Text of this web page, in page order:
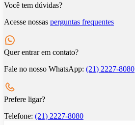
Você tem dúvidas?
Acesse nossas perguntas frequentes
Quer entrar em contato?
Fale no nosso WhatsApp: (21) 2227-8080
Prefere ligar?
Telefone: (21) 2227-8080